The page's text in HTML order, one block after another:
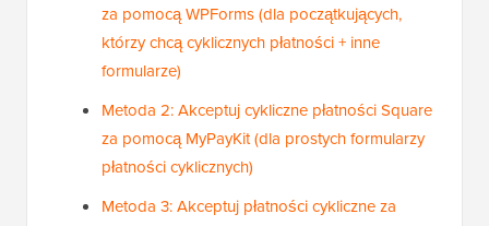
za pomocą WPForms (dla początkujących,
którzy chcą cyklicznych płatności + inne
formularze)
Metoda 2: Akceptuj cykliczne płatności Square
za pomocą MyPayKit (dla prostych formularzy
płatności cyklicznych)
Metoda 3: Akceptuj płatności cykliczne za